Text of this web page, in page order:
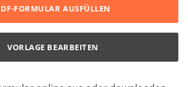
FORMULAR AUSFÜLLEN
VORLAGE BEARBEITEN